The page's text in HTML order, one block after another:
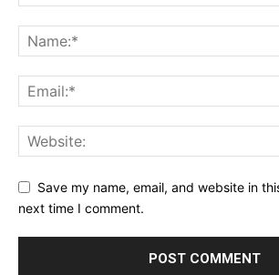
Save my name, email, and website in
next time I comment.